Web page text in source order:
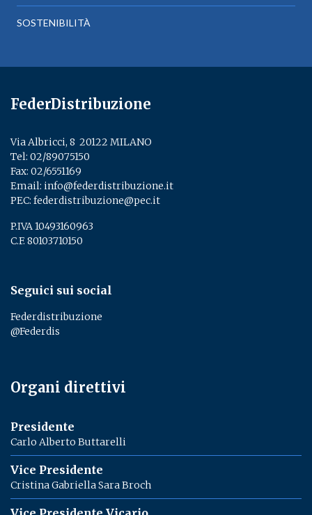
SOSTENIBILITÀ
FederDistribuzione
Via Albricci, 8 ­ 20122 MILANO
Tel: 02/89075150
Fax: 02/6551169
Email: info@federdistribuzione.it
PEC: federdistribuzione@pec.it
P.IVA 10493160963
C.F. 80103710150
Seguici sui social
Federdistribuzione
@Federdis
Organi direttivi
Presidente
Carlo Alberto Buttarelli
Vice Presidente
Cristina Gabriella Sara Broch